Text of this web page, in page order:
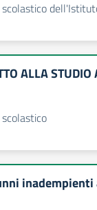
ALLA
inadempienti